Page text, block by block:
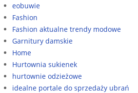
eobuwie
Fashion
Fashion aktualne trendy modowe
Garnitury damskie
Home
Hurtownia sukienek
hurtownie odzieżowe
idealne portale do sprzedaży ubrań